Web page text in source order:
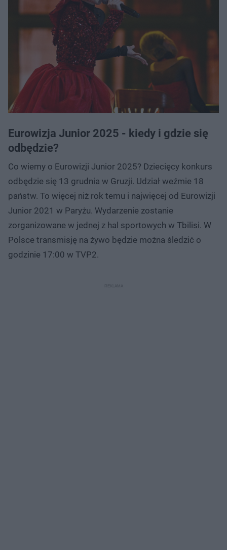
Eurowizja Junior 2025 - kiedy i gdzie się
odbędzie?
Co wiemy o Eurowizji Junior 2025? Dziecięcy konkurs
odbędzie się 13 grudnia w Gruzji. Udział weźmie 18
państw. To więcej niż rok temu i najwięcej od Eurowizji
Junior 2021 w Paryżu. Wydarzenie zostanie
zorganizowane w jednej z hal sportowych w Tbilisi. W
Polsce transmisję na żywo będzie można śledzić o
godzinie 17:00 w TVP2.